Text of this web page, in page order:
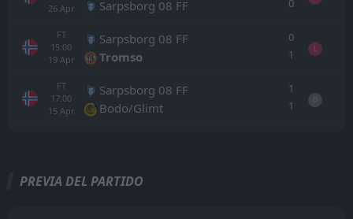
26 Apr Sarpsborg 08 FF 0
FT
15:00
19 Apr
Sarpsborg 08 FF
Tromso
0
1
L
FT
17:00
15 Apr
Sarpsborg 08 FF
Bodo/Glimt
1
1
D
PREVIA DEL PARTIDO